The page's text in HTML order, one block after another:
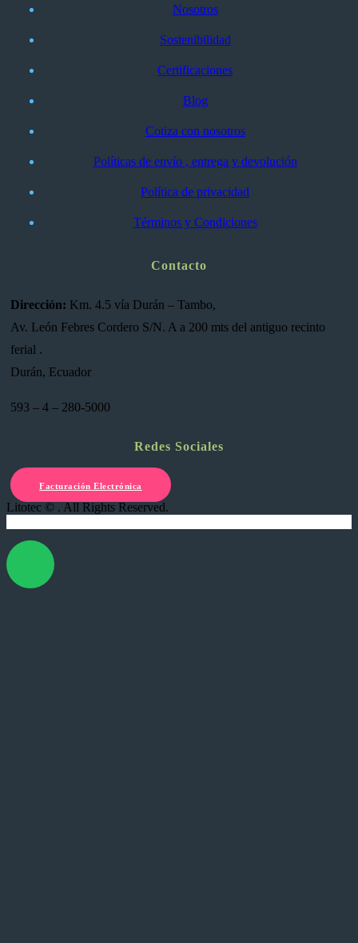
Nosotros
Sostenibilidad
Certificaciones
Blog
Cotiza con nosotros
Políticas de envío , entrega y devolución
Política de privacidad
Términos y Condiciones
Contacto
Dirección: Km. 4.5 vía Durán – Tambo,
Av. León Febres Cordero S/N. A a 200 mts del antiguo recinto
ferial .
Durán, Ecuador
593 – 4 – 280-5000
Redes Sociales
Facturación Electrónica
Litotec © . All Rights Reserved.